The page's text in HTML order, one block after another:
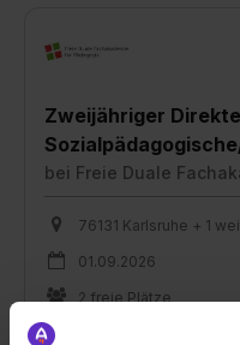
Zweijähriger
bei Freie Duale
76131 Karlsruhe + 1
01.09.2026
2 freie Plätze